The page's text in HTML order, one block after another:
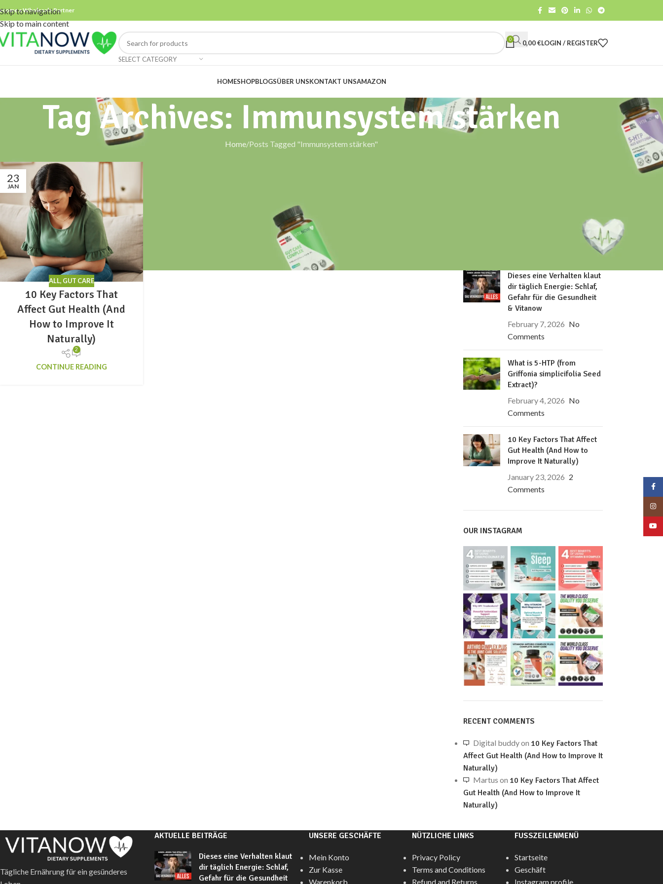
Skip to navigation
Skip to main content
a Wholesale Partner
SELECT CATEGORY
0 0,00€LOGIN / REGISTER
HOMESHOPBLOGSÜBER UNSKONTAKT UNSAMAZON
Tag Archives: Immunsystem stärken
Home Posts Tagged "Immunsystem stärken"
23
JAN
ALL, GUT CARE
10 Key Factors That
Affect Gut Health (And
How to Improve It
Naturally)
2
CONTINUE READING
Dieses eine Verhalten klaut
dir täglich Energie: Schlaf,
Gefahr für die Gesundheit
& Vitanow
February 7, 2026 No
Comments
What is 5-HTP (from
Griffonia simplicifolia Seed
Extract)?
February 4, 2026 No
Comments
10 Key Factors That Affect
Gut Health (And How to
Improve It Naturally)
January 23, 2026 2
Comments
OUR INSTAGRAM
RECENT COMMENTS
Digital buddyon 10 Key Factors That
Affect Gut Health (And How to Improve It
Naturally)
Martus on 10 Key Factors That Affect
Gut Health (And How to Improve It
Naturally)
Tägliche Ernährung für ein gesünderes
AKTUELLE BEITRÄGE
Dieses eine Verhalten klaut
dir täglich Energie: Schlaf,
Gefahr für die Gesundheit
UNSERE GESCHÄFTE
Mein Konto
Zur Kasse
Warenkorb
NÜTZLICHE LINKS
Privacy Policy
Terms and Conditions
Refund and Returns
FUSSZEILENMENÜ
Startseite
Geschäft
Instagram profile